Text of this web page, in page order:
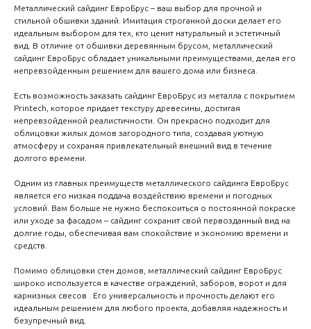
Zero
create your
block from
Металлический сайдинг ЕвроБрус – ваш выбор для прочной и
стильной обшивки зданий. Имитация строганной доски делает его
идеальным выбором для тех, кто ценит натуральный и эстетичный
вид. В отличие от обшивки деревянным брусом, металлический
сайдинг ЕвроБрус обладает уникальными преимуществами, делая его
непревзойденным решением для вашего дома или бизнеса.
Есть возможность заказать сайдинг ЕвроБрус из металла с покрытием
Printech, которое придает текстуру древесины, достигая
непревзойденной реалистичности. Он прекрасно подходит для
облицовки жилых домов загородного типа, создавая уютную
атмосферу и сохраняя привлекательный внешний вид в течение
долгого времени.
Одним из главных преимуществ металлического сайдинга ЕвроБрус
является его низкая поддача воздействию времени и погодных
условий. Вам больше не нужно беспокоиться о постоянной покраске
или уходе за фасадом – сайдинг сохранит свой первозданный вид на
долгие годы, обеспечивая вам спокойствие и экономию времени и
средств.
Помимо облицовки стен домов, металлический сайдинг ЕвроБрус
широко используется в качестве ограждений, заборов, ворот и для
карнизных свесов . Его универсальность и прочность делают его
идеальным решением для любого проекта, добавляя надежность и
безупречный вид.